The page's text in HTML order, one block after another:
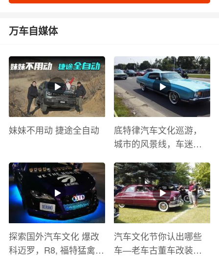
万车自媒体
妹妹不用动 捷途全自动
底特律汽车文化巡游，
城市的风景线，车迷的
探索国外汽车文化 爆改
科迈罗，R8, 福特猛禽
汽车文化节你认出哪些
车—老车古董车改装车